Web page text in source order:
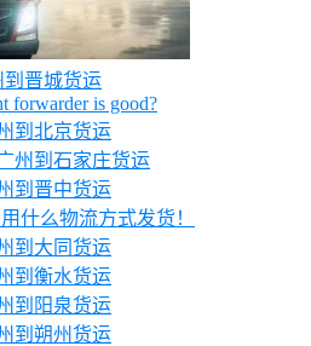
到晋城货运
forwarder is good?
到北京货运
州到石家庄货运
到晋中货运
什么物流方式发货！
到大同货运
到衡水货运
到阳泉货运
到朔州货运